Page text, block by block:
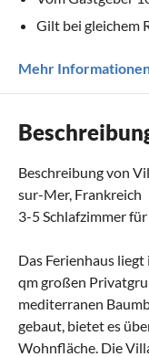
Gilt bei gleichem
Mehr
Beschreibung von
sur-Mer, Frankreich
3-5 Schlafzimmer
Das Ferienhaus
qm großen
mediterranen
gebaut, bietet es
Wohnfläche. Die